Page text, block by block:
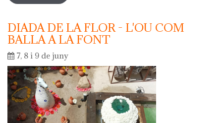
DIADA DE LA FLOR - L'OU COM
BALLA A LA FONT
7, 8 i 9 de juny